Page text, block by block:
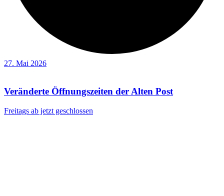
27. Mai 2026
Veränderte Öffnungszeiten der Alten Post
Freitags ab jetzt geschlossen